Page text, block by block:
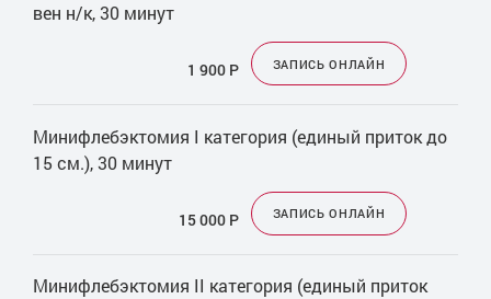
вен н/к, 30 минут
1 900 Р ЗАПИСЬ ОНЛАЙН
Минифлебэктомия I категория (единый приток до
15 см.), 30 минут
15 000 Р ЗАПИСЬ ОНЛАЙН
Минифлебэктомия II категория (единый приток